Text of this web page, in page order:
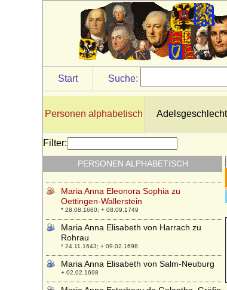
Start Suche:
Personen alphabetisch
Filter:
PERSONEN ALPHABETISCH
Billigheim, Gräfin
* 11.04.1793; + 27.01.1831
Maria Anna Cecchi
* 27.03.1812; + 17.03.1891
Maria Anna Colonna von Fels, Gräfin
* 1753; + 14.05.1773,
Maria Anna Czartoryska
Maria Anna Czernin von Chudenitz
* 19.06.1722; + 15.01.1772
Maria Anna de Braganca
* 13.07.1861; + 01.08.1942
Maria Anna di Ricci
* 18.07.1823; + 18.11.1912
Maria Anna Eleonora Sophia zu
Oettingen-Wallerstein
* 28.08.1680; + 08.09.1749
Maria Anna Elisabeth von Harrach zu
Rohrau
* 24.11.1643; + 09.02.1698
Maria Anna Elisabeth von Salm-Neuburg
+ 02.02.1698